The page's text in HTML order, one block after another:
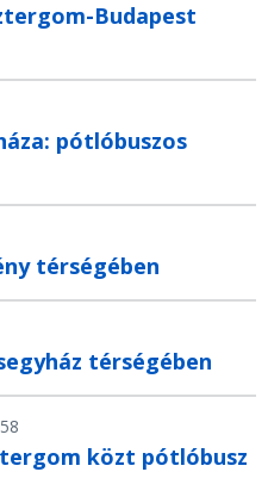
Budapest
pótlóbuszos
térségében
térségében
közt pótlóbusz